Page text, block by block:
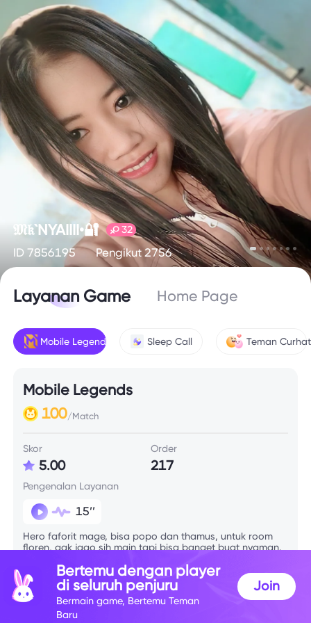
𝔐𝔨`NYAIIII•🔐 32
ID 7856195 Pengikut 2756
Layanan Game Home Page
Mobile Legends Sleep Call Teman Curhat
Mobile Legends
100/Match
Skor
5.00
Order
217
Pengenalan Layanan
15’’
Hero faforit mage, bisa popo dan thamus, untuk room
floren, gak jago sih main tapi bisa banget buat nyaman.
Info Skill
Bertemu dengan player
di seluruh penjuru
Bermain game, Bertemu Teman
Baru
Join